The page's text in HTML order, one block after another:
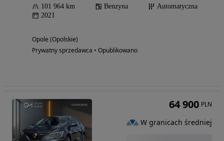
101 964 km Benzyna
Automatyczna
2021
Opole (Opolskie)
Prywatny sprzedawca • Opublikowano
64 900 PLN
W granicach średniej